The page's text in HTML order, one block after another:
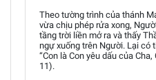
Theo tường trình của thánh
vừa chịu phép rửa xong,
tầng trời liền mở ra và thấy
ngự xuống trên Người. Lại có
“Con là Con yêu dấu của
11).